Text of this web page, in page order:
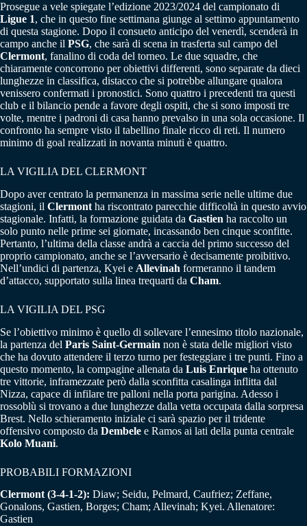
Prosegue a vele spiegate l’edizione 2023/2024 del campionato di
Ligue 1, che in questo fine settimana giunge al settimo appuntamento
di questa stagione. Dopo il consueto anticipo del venerdì, scenderà in
campo anche il PSG, che sarà di scena in trasferta sul campo del
Clermont, fanalino di coda del torneo. Le due squadre, che
chiaramente concorrono per obiettivi differenti, sono separate da dieci
lunghezze in classifica, distacco che si potrebbe allungare qualora
venissero confermati i pronostici. Sono quattro i precedenti tra questi
club e il bilancio pende a favore degli ospiti, che si sono imposti tre
volte, mentre i padroni di casa hanno prevalso in una sola occasione. Il
confronto ha sempre visto il tabellino finale ricco di reti. Il numero
minimo di goal realizzati in novanta minuti è quattro.
LA VIGILIA DEL CLERMONT
Dopo aver centrato la permanenza in massima serie nelle ultime due
stagioni, il Clermont ha riscontrato parecchie difficoltà in questo avvio
stagionale. Infatti, la formazione guidata da Gastien ha raccolto un
solo punto nelle prime sei giornate, incassando ben cinque sconfitte.
Pertanto, l’ultima della classe andrà a caccia del primo successo del
proprio campionato, anche se l’avversario è decisamente proibitivo.
Nell’undici di partenza, Kyei e Allevinah formeranno il tandem
d’attacco, supportato sulla linea trequarti da Cham.
LA VIGILIA DEL PSG
Se l’obiettivo minimo è quello di sollevare l’ennesimo titolo nazionale,
la partenza del Paris Saint-Germain non è stata delle migliori visto
che ha dovuto attendere il terzo turno per festeggiare i tre punti. Fino a
questo momento, la compagine allenata da Luis Enrique ha ottenuto
tre vittorie, inframezzate però dalla sconfitta casalinga inflitta dal
Nizza, capace di infilare tre palloni nella porta parigina. Adesso i
rossoblù si trovano a due lunghezze dalla vetta occupata dalla sorpresa
Brest. Nello schieramento iniziale ci sarà spazio per il tridente
offensivo composto da Dembele e Ramos ai lati della punta centrale
Kolo Muani.
PROBABILI FORMAZIONI
Clermont (3-4-1-2): Diaw; Seidu, Pelmard, Caufriez; Zeffane,
Gonalons, Gastien, Borges; Cham; Allevinah; Kyei. Allenatore:
Gastien